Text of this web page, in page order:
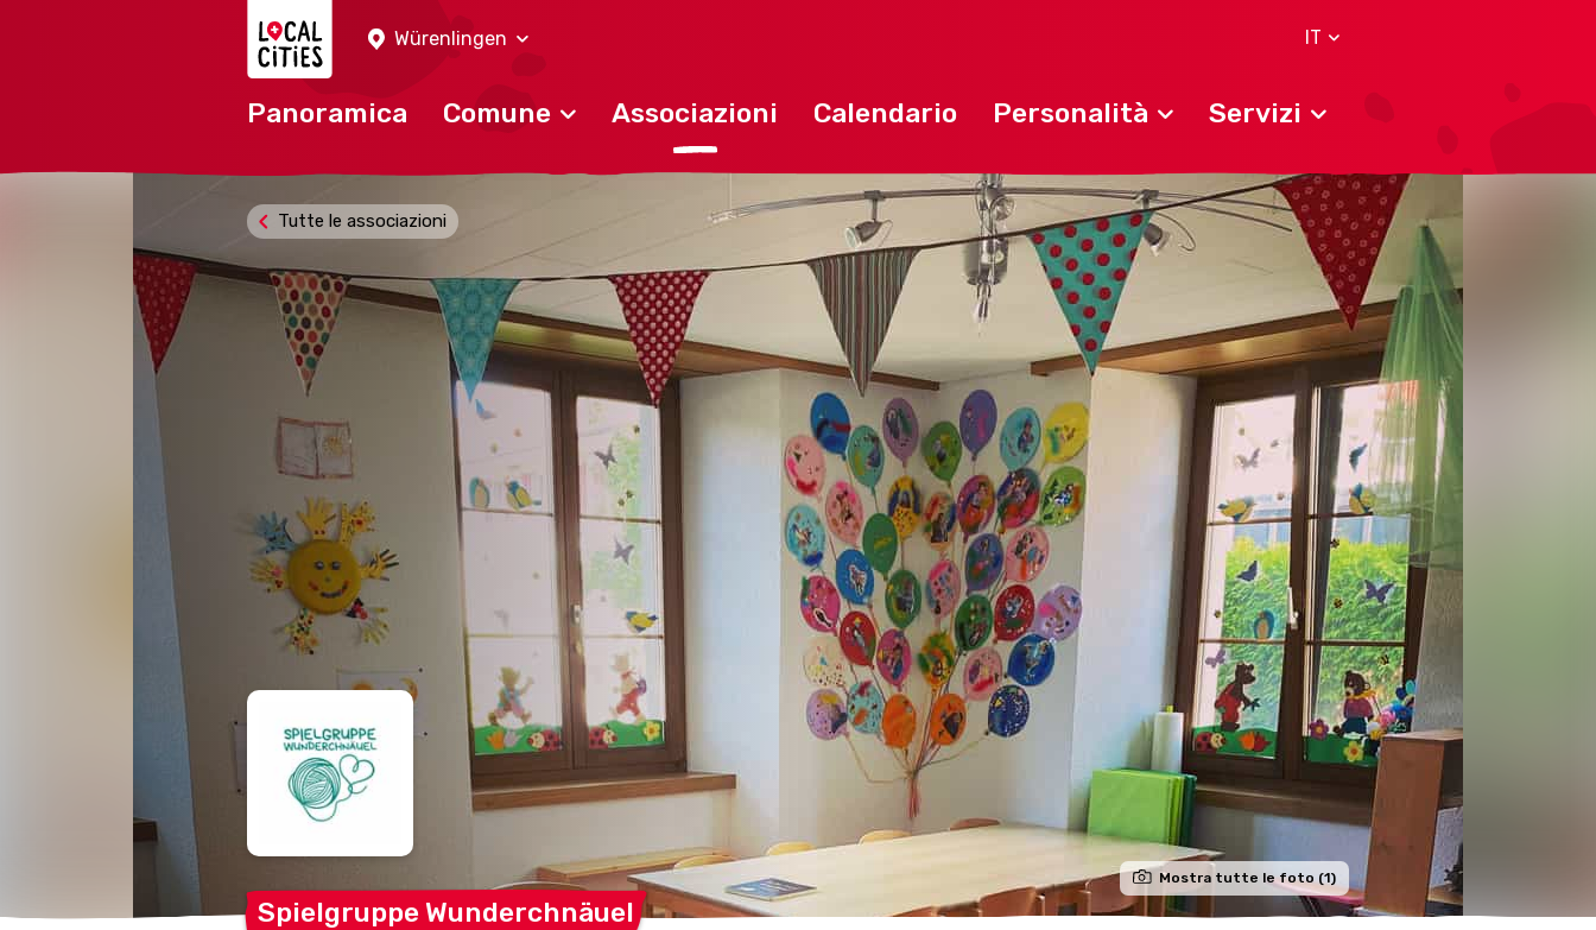
Würenlingen
IT
Panoramica Comune Associazioni Calendario Personalità Servizi
Spielgruppe Wunderchnäuel
Mostra tutte le foto (1)
Tutte le associazioni